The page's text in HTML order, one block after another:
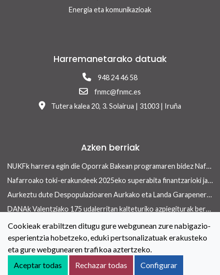
Energia eta komunikazioak
Harremanetarako datuak
948 24 46 58
fnmc@fnmc.es
Tutera kalea 20, 3. Solairua | 31003 | Iruña
Azken berriak
NUKFk harrera egin die Oporrak Bakean programaren bidez Nafarroara uda igarotzera etorritako saharar haurrei
Nafarroako toki-erakundeek 2025eko superabita finantzarioki jasangarriak diren inbertsioak egiteko erabili ahalko dute 13/2026 Errege lege-dekretua onetsi ondoren
Aurkeztu dute Despopulazioaren Aurkako eta Landa Garapenerako Foru Legearen aurreproiektua
DANAk Valentziako 175 udalerritan kalteturiko azpiegiturak berreraikitzen parte-hartuko dute Nafarroako toki-erakundeek
Toki-erakundeetan berdintasuneko politikak indartzeko hitzarmena berritu dute NUKFk eta Nafarroako Gobernuak
Kontaktua Lege oharra
Cookieei buruzko Politika
Irisgarritasuna
Pribatutasun-abisua Salaketen kanala
Cookieak erabiltzen ditugu gure webgunean zure nabigazio-
esperientzia hobetzeko, eduki pertsonalizatuak erakusteko
eta gure webgunearen trafikoa aztertzeko.
Aceptar todas
Rechazar todas Configurar